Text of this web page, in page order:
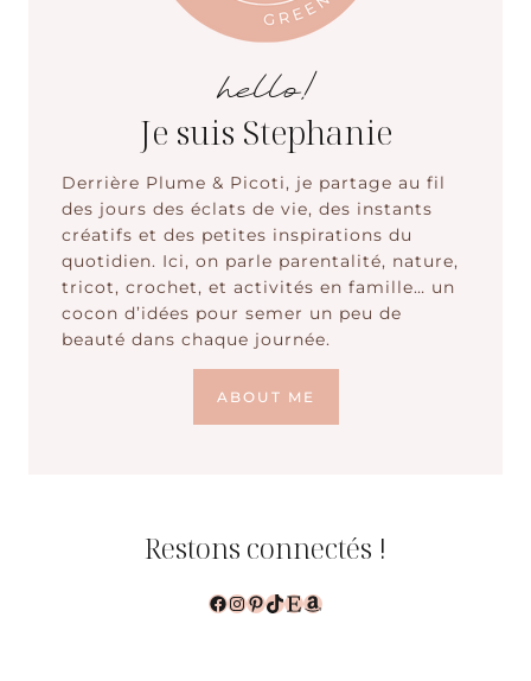
hello!
Je suis Stephanie
Derrière Plume & Picoti, je partage au fil
des jours des éclats de vie, des instants
créatifs et des petites inspirations du
quotidien. Ici, on parle parentalité, nature,
tricot, crochet, et activités en famille… un
cocon d’idées pour semer un peu de
beauté dans chaque journée.
ABOUT ME
Restons connectés !
Facebook
Instagram
Pinterest
TikTok
EtsyAmazon